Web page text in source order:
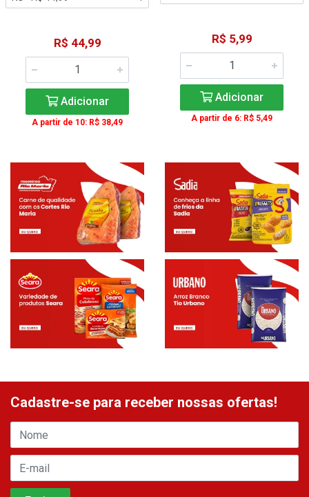
R$ 44,99
Adicionar
A partir de 10: R$ 38,49
R$ 5,99
Adicionar
A partir de 6: R$ 5,49
Cadastre-se para receber nossas ofertas!